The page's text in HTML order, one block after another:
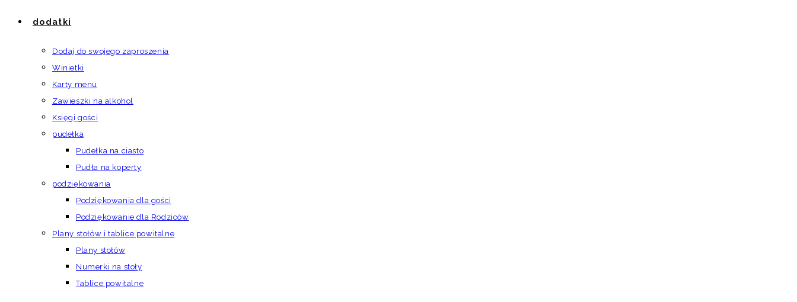
dodatki
Dodaj do swojego zaproszenia
Winietki
Karty menu
Zawieszki na alkohol
Księgi gości
pudełka
Pudełka na ciasto
Pudła na koperty
podziękowania
Podziękowania dla gości
Podziękowanie dla Rodziców
Plany stołów i tablice powitalne
Plany stołów
Numerki na stoły
Tablice powitalne